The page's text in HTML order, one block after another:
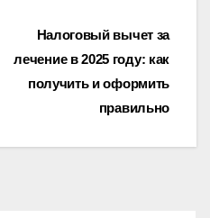
Налоговый вычет за
лечение в 2025 году: как
получить и оформить
правильно